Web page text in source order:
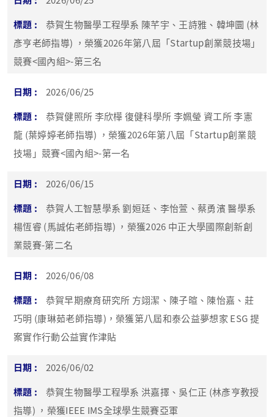
恭賀生物醫學工程學系 陳芊宇、王詩雅、韓坤圜 (林
彥亨老師指導) ，榮獲2026年第八屆「Startup創業競技場」
競賽<國內組>-第三名
2026/06/25
恭賀健照所 李欣樺 復健科學所 李姵瑩 資工所 李憲
龍 (葉婷婷老師指導) ，榮獲2026年第八屆「Startup創業競
技場」競賽<國內組>-第一名
2026/06/15
恭賀人工智慧學系 劉姮廷、李怡萱、蔡勇濱 醫學系
楊恆睿 (馬誠佑老師指導) ，榮獲2026 中正大學國際創新創
業競賽-第二名
2026/06/08
恭賀早期療育研究所 方翊潔、陳子暄、陳怡嘉、莊
巧明 (康琳茹老師指導)，榮獲第八屆和泰公益夢想家 ESG 提
案實作行動公益實作津貼
2026/06/02
恭賀生物醫學工程學系 洪嘉擇、吳仁正 (林彥亨教授
指導) ，榮獲IEEE IMS全球學生競賽亞軍